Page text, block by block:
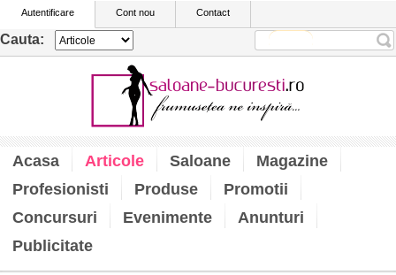
Autentificare Cont nou Contact
Cauta:
Acasa Articole Saloane
Magazine
Profesionisti
Produse
Promotii
Concursuri
Evenimente
Anunturi
Publicitate